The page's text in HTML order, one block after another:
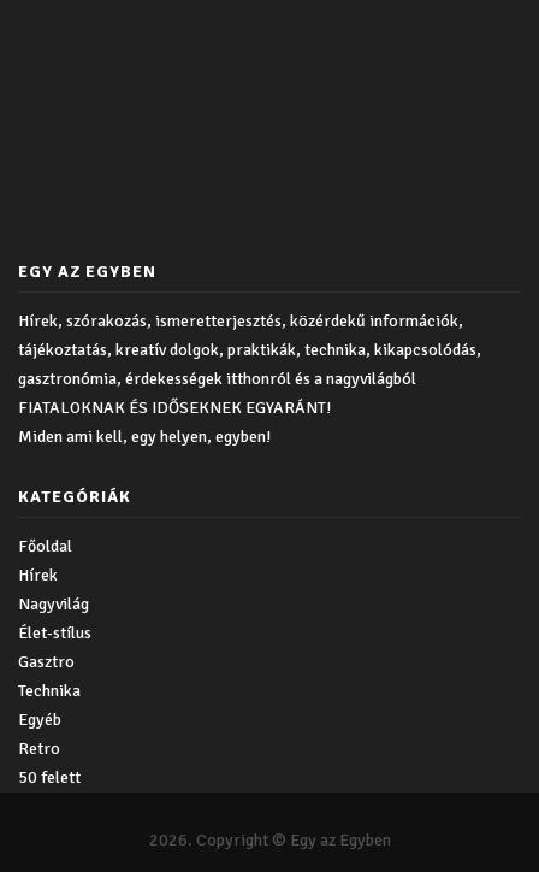
EGY AZ EGYBEN
Hírek, szórakozás, ismeretterjesztés, közérdekű információk,
tájékoztatás, kreatív dolgok, praktikák, technika, kikapcsolódás,
gasztronómia, érdekességek itthonról és a nagyvilágból
FIATALOKNAK ÉS IDŐSEKNEK EGYARÁNT!
Miden ami kell, egy helyen, egyben!
KATEGÓRIÁK
Főoldal
Hírek
Nagyvilág
Élet-stílus
Gasztro
Technika
Egyéb
Retro
50 felett
2026. Copyright © Egy az Egyben